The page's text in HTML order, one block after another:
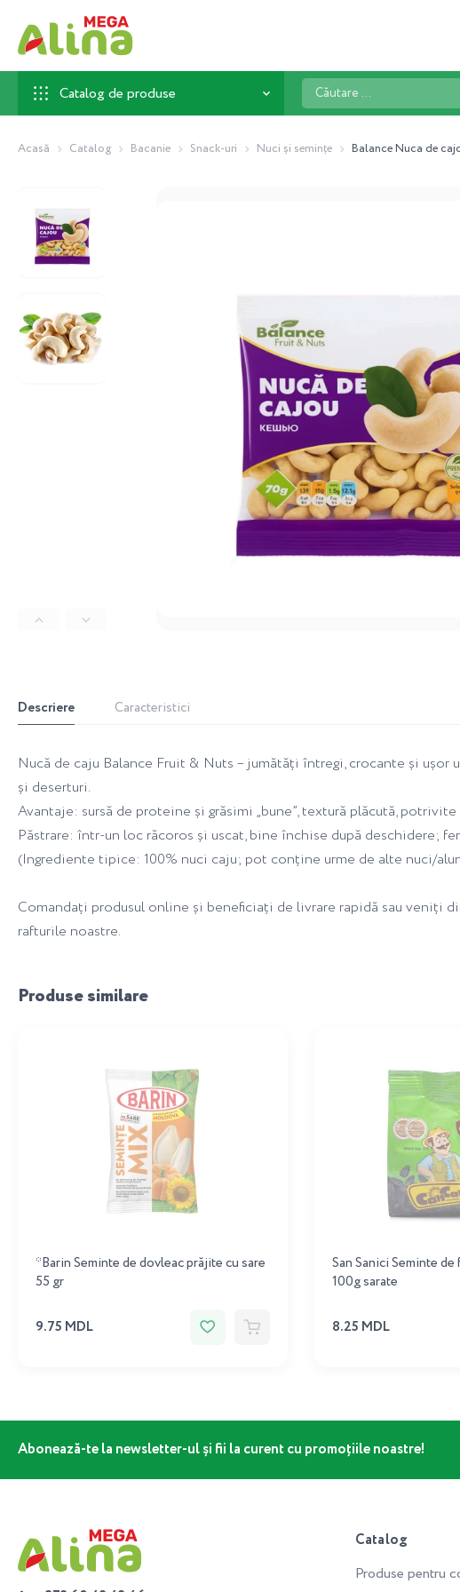
Catalog de produse
Căutare
...
Acasă Catalog Bacanie Snack-uri Nuci și semințe Balance Nuca de
Descriere Caracteristici
Nucă de caju Balance Fruit & Nuts – jumătăți întregi, crocante și ușor
și deserturi.
Avantaje: sursă de proteine și grăsimi „bune”, textură plăcută,
Păstrare: într-un loc răcoros și uscat, bine închise după deschidere;
(Ingrediente tipice: 100% nuci caju; pot conține urme de alte nuci/
Comandați produsul online și beneficiați de livrare rapidă sau veniți
rafturile noastre.
Produse similare
*Barin Seminte de dovleac prăjite cu sare
55 gr
9.75 MDL
San Sanici Seminte
100g sarate
8.25 MDL
Abonează-te la newsletter-ul și fii la curent cu promoțiile noastre!
Catalog
Produse pentru